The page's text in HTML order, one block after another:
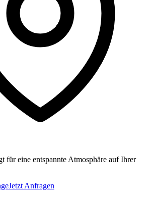
für eine entspannte Atmosphäre auf Ihrer
Jetzt Anfragen